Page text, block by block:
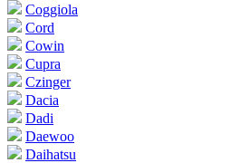
Coggiola
Cord
Cowin
Cupra
Czinger
Dacia
Dadi
Daewoo
Daihatsu